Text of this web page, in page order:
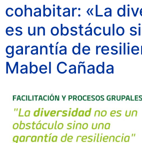
cohabitar: «La
es un obstáculo
garantía de
Mabel Cañada